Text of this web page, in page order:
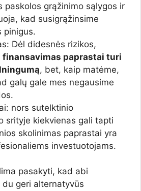
paskolos grąžinimo sąlygos ir
kad susigrąžinsime
pinigus.
Dėl didesnės rizikos,
paprastai turi
, bet, kaip matėme,
galų gale mes negausime
nors sutelktinio
srityje kiekvienas gali tapti
skolinimas paprastai yra
investuotojams.
pasakyti, kad abi
geri alternatyvūs